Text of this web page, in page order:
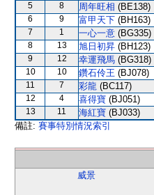
5 8 周年旺相 (BE138)
6 9 富甲天下 (BH163)
7 1 一心一意 (BG335)
8 13 旭日初昇 (BH123)
9 12 幸運飛馬 (BG318)
10 10 鑽石伶王 (BJ078)
11 7 彩龍 (BC117)
12 4 喜得寶 (BJ051)
13 11 海紅寶 (BJ033)
備註: 賽事特別情況索引
威景